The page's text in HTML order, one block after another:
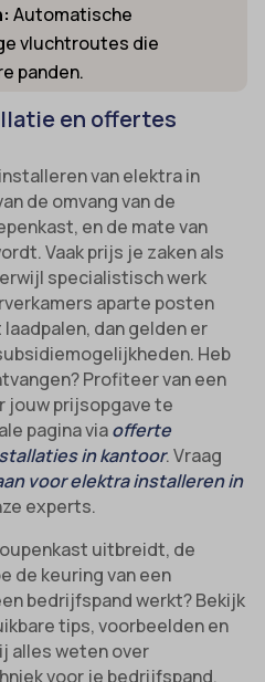
Automatische
vluchtroutes die
panden.
en offertes
van elektra in
de omvang van de
en de mate van
Vaak prijs je zaken als
specialistisch werk
aparte posten
dan gelden er
Heb
Profiteer van een
jouw prijsopgave te
pagina viaofferte
in kantoor. Vraag
voor elektra installeren in
experts.
uitbreidt, de
de keuring van een
bedrijfspand werkt? Bekijk
tips, voorbeelden en
alles weten over
voor je bedrijfspand,